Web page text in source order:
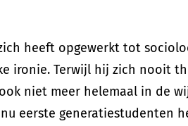
heeft opgewerkt tot
ironie. Terwijl hij zich nooit
niet meer helemaal in de
eerste generatiestudenten